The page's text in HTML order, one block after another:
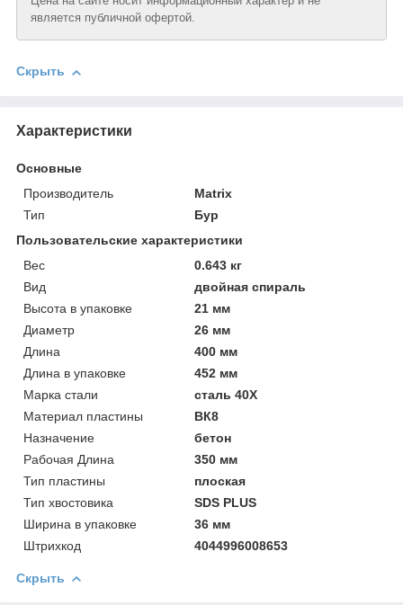
является публичной офертой.
Скрыть
Характеристики
Основные
Производитель
Matrix
Тип
Бур
Пользовательские характеристики
Вeс
0.643 кг
Вид
двойная спираль
Высотa в упаковке
21 мм
Диаметр
26 мм
Длинa
400 мм
Длинa в упаковке
452 мм
Марка стали
сталь 40Х
Материал пластины
ВК8
Назначение
бетон
Рабочая Длинa
350 мм
Тип пластины
плоская
Тип хвостовика
SDS PLUS
Ширинa в упаковке
36 мм
Штрихкод
4044996008653
Скрыть